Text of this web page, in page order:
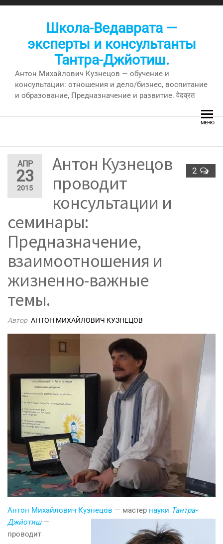
Перейти
Школа-Ведаврата —
эксперты и консультанты
Тантра-Джйотиш.
Антон Михайлович Кузнецов — обучение и
консультации: отношения и дело/бизнес, воспитание
и образование, Предназначение и развитие. वेदव्रत
МЕНЮ
АПР
23
2015
2
Антон Кузнецов
проводит
консультации и
семинары:
Предназначение,
взаимоотношения и
жизненно-важные
темы.
Автор АНТОН МИХАЙЛОВИЧ КУЗНЕЦОВ
Антон Михайлович Кузнецов — мастер науки Тантра-
Джйотиш—
проводит